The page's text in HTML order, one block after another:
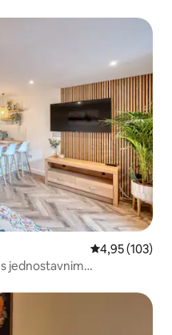
Prosječna
4,95 (103)
jednostavnim